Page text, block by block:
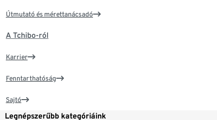
Útmutató és mérettanácsadó
A Tchibo-ról
Karrier
Fenntarthatóság
Sajtó
Legnépszerűbb kategóriáink